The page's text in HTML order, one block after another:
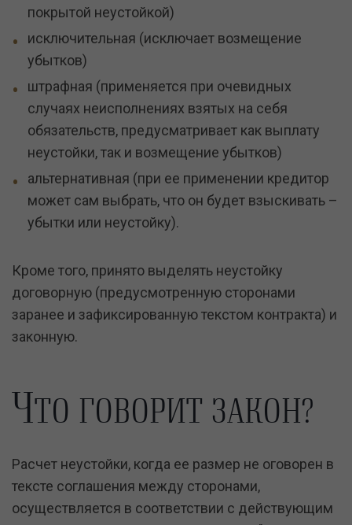
покрытой неустойкой)
исключительная (исключает возмещение
убытков)
штрафная (применяется при очевидных
случаях неисполнениях взятых на себя
обязательств, предусматривает как выплату
неустойки, так и возмещение убытков)
альтернативная (при ее применении кредитор
может сам выбрать, что он будет взыскивать –
убытки или неустойку).
Кроме того, принято выделять неустойку
договорную (предусмотренную сторонами
заранее и зафиксированную текстом контракта) и
законную.
ЧТО ГОВОРИТ ЗАКОН?
Расчет неустойки, когда ее размер не оговорен в
тексте соглашения между сторонами,
осуществляется в соответствии с действующим